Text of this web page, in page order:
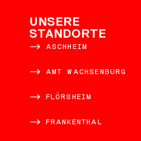
UNSERE
STANDORTE
ASCHHEIM
AMT WACHSENBURG
FLÖRSHEIM
FRANKENTHAL